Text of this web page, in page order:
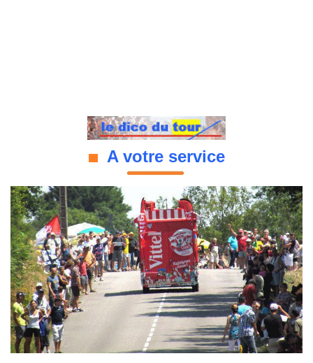
A votre service